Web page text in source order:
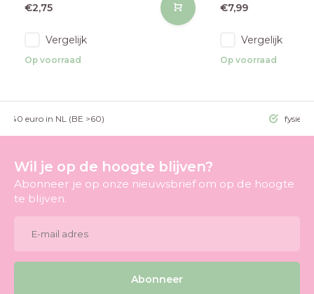
€2,75
Vergelijk
Op voorraad
€7,99
Vergelijk
Op voorraad
>40 euro in NL (BE >60) fysieke
Wil je op de hoogte blijven?
Abonneer je op onze nieuwsbrief om op de hoogte
te blijven.
Abonneer